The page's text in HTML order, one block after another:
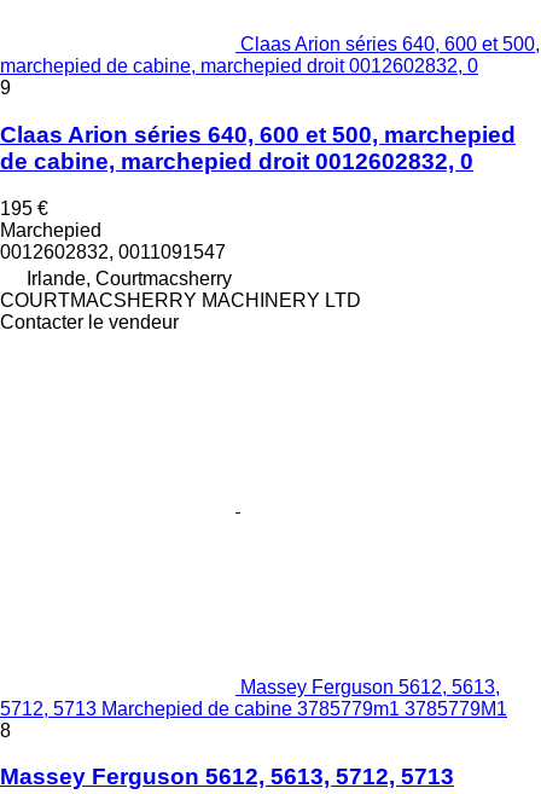
Claas Arion séries 640, 600 et 500,
marchepied de cabine, marchepied droit 0012602832, 0
9
Claas Arion séries 640, 600 et 500, marchepied
de cabine, marchepied droit 0012602832, 0
195 €
Marchepied
0012602832, 0011091547
Irlande, Courtmacsherry
COURTMACSHERRY MACHINERY LTD
Contacter le vendeur
Massey Ferguson 5612, 5613,
5712, 5713 Marchepied de cabine 3785779m1 3785779M1
8
Massey Ferguson 5612, 5613, 5712, 5713